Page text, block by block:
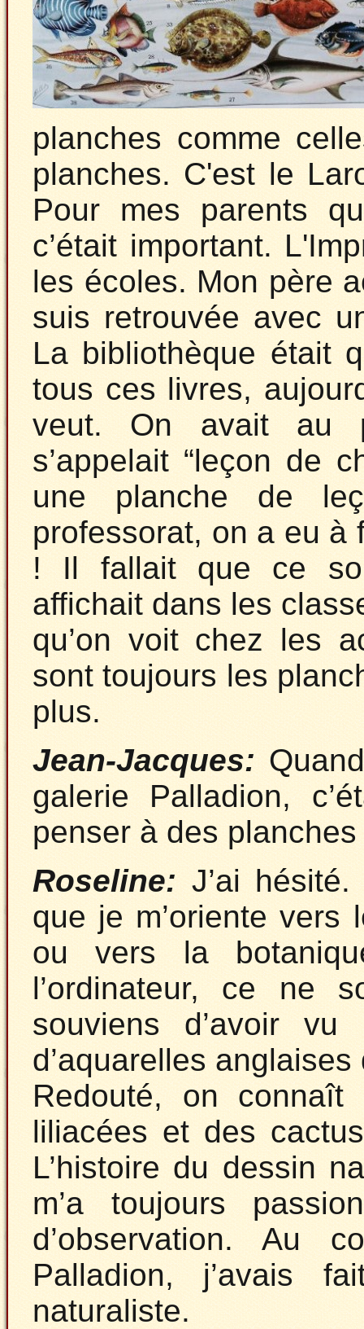
planches comme
planches. C'est le
Pour mes parents
c’était important.
les écoles. Mon père
suis retrouvée avec
La bibliothèque était
tous ces livres,
veut. On avait au
s’appelait “leçon de
une planche de
professorat, on a eu à
! Il fallait que ce
affichait dans les
qu’on voit chez les
sont toujours les
plus.
Jean-Jacques:
galerie Palladion,
penser à des
Roseline: J’ai
que je m’oriente vers
ou vers la
l’ordinateur, ce ne
souviens d’avoir
d’aquarelles
Redouté, on
liliacées et des
L’histoire du dessin
m’a toujours
d’observation. Au
Palladion, j’avais
naturaliste.